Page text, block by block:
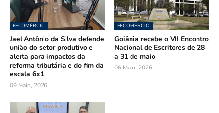
FECOMÉRCIO
Jael Antônio da Silva defende
união do setor produtivo e
alerta para impactos da
reforma tributária e do fim da
escala 6x1
09 Maio, 2026
FECOMÉRCIO
Goiânia recebe o VII Encontro
Nacional de Escritores de 28
a 31 de maio
06 Maio, 2026